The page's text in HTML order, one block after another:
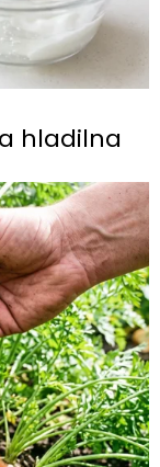
hladilna